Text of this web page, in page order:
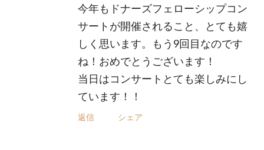
今年もドナーズフェローシップコン
サートが開催されること、とても嬉
しく思います。もう9回目なのです
ね！おめでとうございます！
当日はコンサートとても楽しみにし
ています！！
返信 シェア